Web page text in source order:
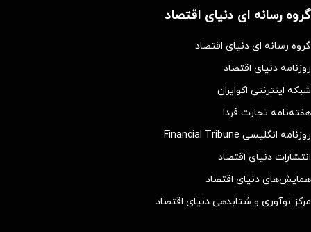
گروه رسانه ای دنیای اقتصاد
گروه رسانه ای دنیای اقتصاد
روزنامه دنیای اقتصاد
شبکه اینترنتی اکوایران
هفته‌نامه تجارت فردا
روزنامه انگلیسی Financial Tribune
انتشارات دنیای اقتصاد
همایش‌های دنیای اقتصاد
مرکز نوآوری و شتابدهی دنیای اقتصاد